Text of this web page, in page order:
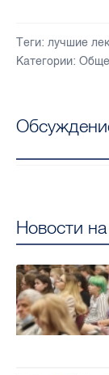
Теги: лучшие
Категории:
Новости